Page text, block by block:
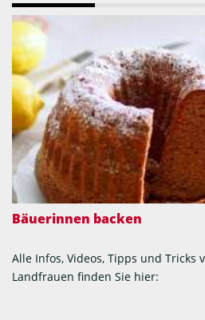
Bäuerinnen backen
Alle Infos, Videos, Tipps und Tricks
Landfrauen finden Sie hier: